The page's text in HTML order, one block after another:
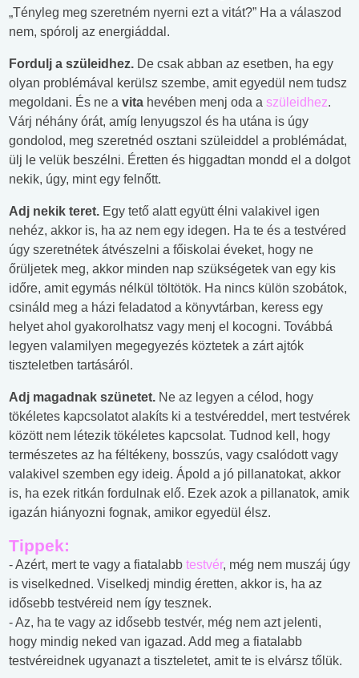
„Tényleg meg szeretném nyerni ezt a vitát?” Ha a válaszod
nem, spórolj az energiáddal.
Fordulj a szüleidhez. De csak abban az esetben, ha egy
olyan problémával kerülsz szembe, amit egyedül nem tudsz
megoldani. És ne a vita hevében menj oda a szüleidhez.
Várj néhány órát, amíg lenyugszol és ha utána is úgy
gondolod, meg szeretnéd osztani szüleiddel a problémádat,
ülj le velük beszélni. Éretten és higgadtan mondd el a dolgot
nekik, úgy, mint egy felnőtt.
Adj nekik teret. Egy tető alatt együtt élni valakivel igen
nehéz, akkor is, ha az nem egy idegen. Ha te és a testvéred
úgy szeretnétek átvészelni a főiskolai éveket, hogy ne
őrüljetek meg, akkor minden nap szükségetek van egy kis
időre, amit egymás nélkül töltötök. Ha nincs külön szobátok,
csináld meg a házi feladatod a könyvtárban, keress egy
helyet ahol gyakorolhatsz vagy menj el kocogni. Továbbá
legyen valamilyen megegyezés köztetek a zárt ajtók
tiszteletben tartásáról.
Adj magadnak szünetet. Ne az legyen a célod, hogy
tökéletes kapcsolatot alakíts ki a testvéreddel, mert testvérek
között nem létezik tökéletes kapcsolat. Tudnod kell, hogy
természetes az ha féltékeny, bosszús, vagy csalódott vagy
valakivel szemben egy ideig. Ápold a jó pillanatokat, akkor
is, ha ezek ritkán fordulnak elő. Ezek azok a pillanatok, amik
igazán hiányozni fognak, amikor egyedül élsz.
Tippek:
- Azért, mert te vagy a fiatalabb testvér, még nem muszáj úgy
is viselkedned. Viselkedj mindig éretten, akkor is, ha az
idősebb testvéreid nem így tesznek.
- Az, ha te vagy az idősebb testvér, még nem azt jelenti,
hogy mindig neked van igazad. Add meg a fiatalabb
testvéreidnek ugyanazt a tiszteletet, amit te is elvársz tőlük.